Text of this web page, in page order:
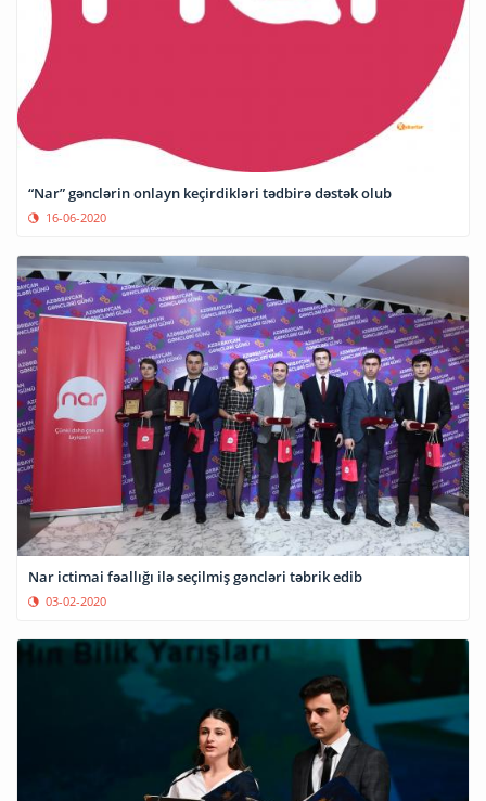
“Nar” gənclərin onlayn keçirdikləri tədbirə dəstək olub
16-06-2020
Nar ictimai fəallığı ilə seçilmiş gəncləri təbrik edib
03-02-2020